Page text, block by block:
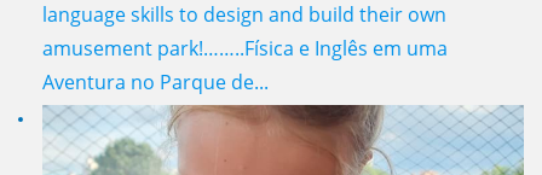
language skills to design and build their own
amusement park!……..Física e Inglês em uma
Aventura no Parque de...